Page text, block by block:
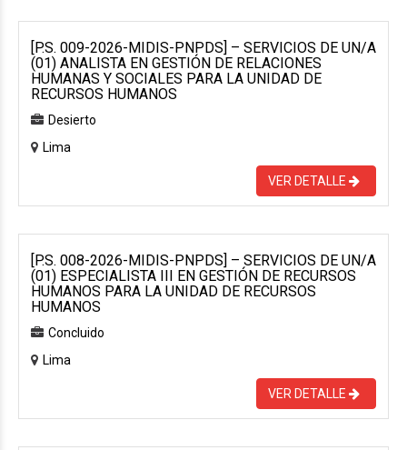
[P.S. 009-2026-MIDIS-PNPDS] – SERVICIOS DE UN/A
(01) ANALISTA EN GESTIÓN DE RELACIONES
HUMANAS Y SOCIALES PARA LA UNIDAD DE
RECURSOS HUMANOS
Desierto
Lima
VER DETALLE
[P.S. 008-2026-MIDIS-PNPDS] – SERVICIOS DE UN/A
(01) ESPECIALISTA III EN GESTIÓN DE RECURSOS
HUMANOS PARA LA UNIDAD DE RECURSOS
HUMANOS
Concluido
Lima
VER DETALLE